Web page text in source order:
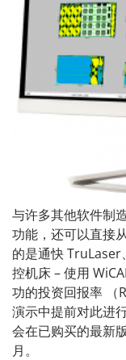
与许多其他软件制
功能，还可以直接
的是通快 TruLaser
控机床 – 使用
功的投资回报率 （
演示中提前对此进
会在已购买的最新
月。